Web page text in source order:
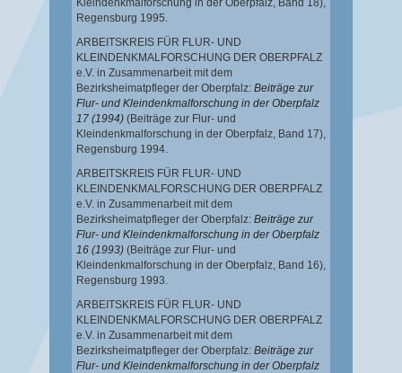
Kleindenkmalforschung in der Oberpfalz, Band 18),
Regensburg 1995.
ARBEITSKREIS FÜR FLUR- UND
KLEINDENKMALFORSCHUNG DER OBERPFALZ
e.V. in Zusammenarbeit mit dem
Bezirksheimatpfleger der Oberpfalz: Beiträge zur
Flur- und Kleindenkmalforschung in der Oberpfalz
17 (1994) (Beiträge zur Flur- und
Kleindenkmalforschung in der Oberpfalz, Band 17),
Regensburg 1994.
ARBEITSKREIS FÜR FLUR- UND
KLEINDENKMALFORSCHUNG DER OBERPFALZ
e.V. in Zusammenarbeit mit dem
Bezirksheimatpfleger der Oberpfalz: Beiträge zur
Flur- und Kleindenkmalforschung in der Oberpfalz
16 (1993) (Beiträge zur Flur- und
Kleindenkmalforschung in der Oberpfalz, Band 16),
Regensburg 1993.
ARBEITSKREIS FÜR FLUR- UND
KLEINDENKMALFORSCHUNG DER OBERPFALZ
e.V. in Zusammenarbeit mit dem
Bezirksheimatpfleger der Oberpfalz: Beiträge zur
Flur- und Kleindenkmalforschung in der Oberpfalz